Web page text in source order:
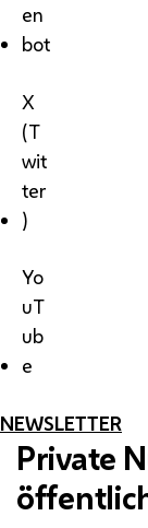
en
bot
X
(T
wit
ter
)
Yo
uT
ub
e
NEWSLETTER
Private